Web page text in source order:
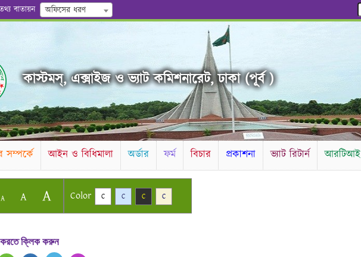
বাতায়ন অফিসের ধরণ
কাস্টমস্, এক্সাইজ ও ভ্যাট কমিশনারেট, ঢাকা (পূর্ব )
সম্পর্কে আইন ও বিধিমালা অর্ডার ফর্ম বিচার প্রকাশনা ভ্যাট রিটার্ন আরটিআই
A A A Color C C C C
করতে ক্লিক করুন